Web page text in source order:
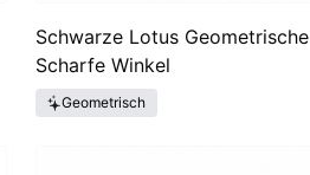
Schwarze Lotus Geometrische
Scharfe Winkel
Geometrisch